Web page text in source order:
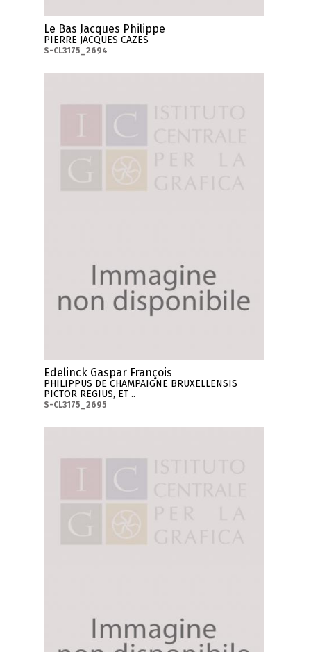
Le Bas Jacques Philippe
PIERRE JACQUES CAZES
S-CL3175_2694
Edelinck Gaspar François
PHILIPPUS DE CHAMPAIGNE BRUXELLENSIS
PICTOR REGIUS, ET ..
S-CL3175_2695